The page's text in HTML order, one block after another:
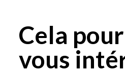
Cela
vous